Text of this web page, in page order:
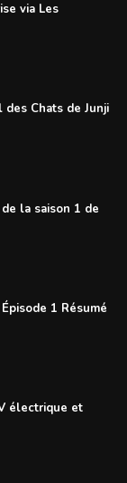
via Les
des Chats de Junji
la saison 1 de
1 Résumé
électrique et